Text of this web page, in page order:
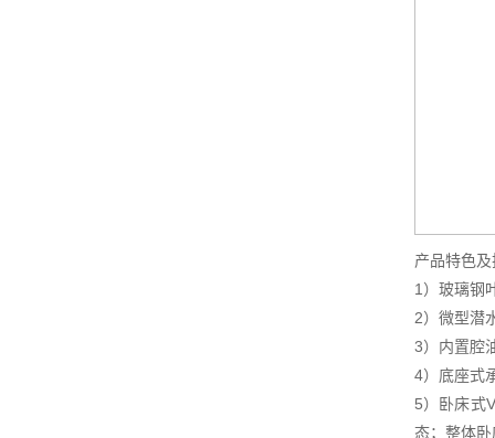
产品特色
1）玻璃钢
2）微型潜
3）内置腔
4）底座式
5）卧床式
态；整体